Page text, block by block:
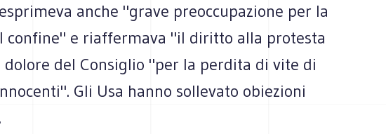
anche "grave preoccupazione per la
confine" e riaffermava "il diritto alla protesta
dolore del Consiglio "per la perdita di vite di
Gli Usa hanno sollevato obiezioni